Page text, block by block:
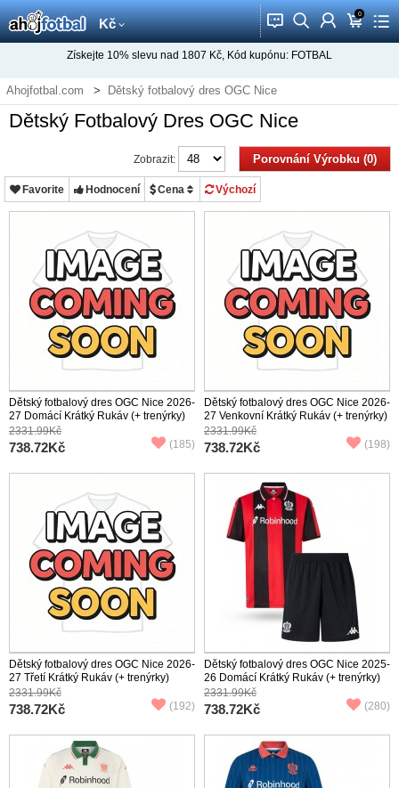
Kč 󰂱 󰂨 󰃳 0
󰃦 󰃖
Získejte 10% slevu nad 1807 Kč, Kód kupónu: FOTBAL
Ahojfotbal.com Dětský fotbalový dres OGC Nice
Dětský Fotbalový Dres OGC Nice
Porovnání Výrobku (0)
Zobrazit:
Favorite Hodnocení Cena Výchozí
Dětský fotbalový dres OGC Nice 2026-
27 Domácí Krátký Rukáv (+ trenýrky)
2331.99Kč
738.72Kč (185)
Dětský fotbalový dres OGC Nice 2026-
27 Venkovní Krátký Rukáv (+ trenýrky)
2331.99Kč
738.72Kč (198)
Dětský fotbalový dres OGC Nice 2026-
27 Třetí Krátký Rukáv (+ trenýrky)
2331.99Kč
738.72Kč (192)
Dětský fotbalový dres OGC Nice 2025-
26 Domácí Krátký Rukáv (+ trenýrky)
2331.99Kč
738.72Kč (280)